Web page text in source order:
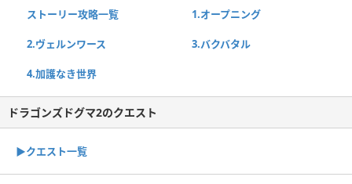
ストーリー攻略一覧 1.オープニング
2.ヴェルンワース 3.バクバタル
4.加護なき世界
ドラゴンズドグマ2のクエスト
▶︎クエスト一覧